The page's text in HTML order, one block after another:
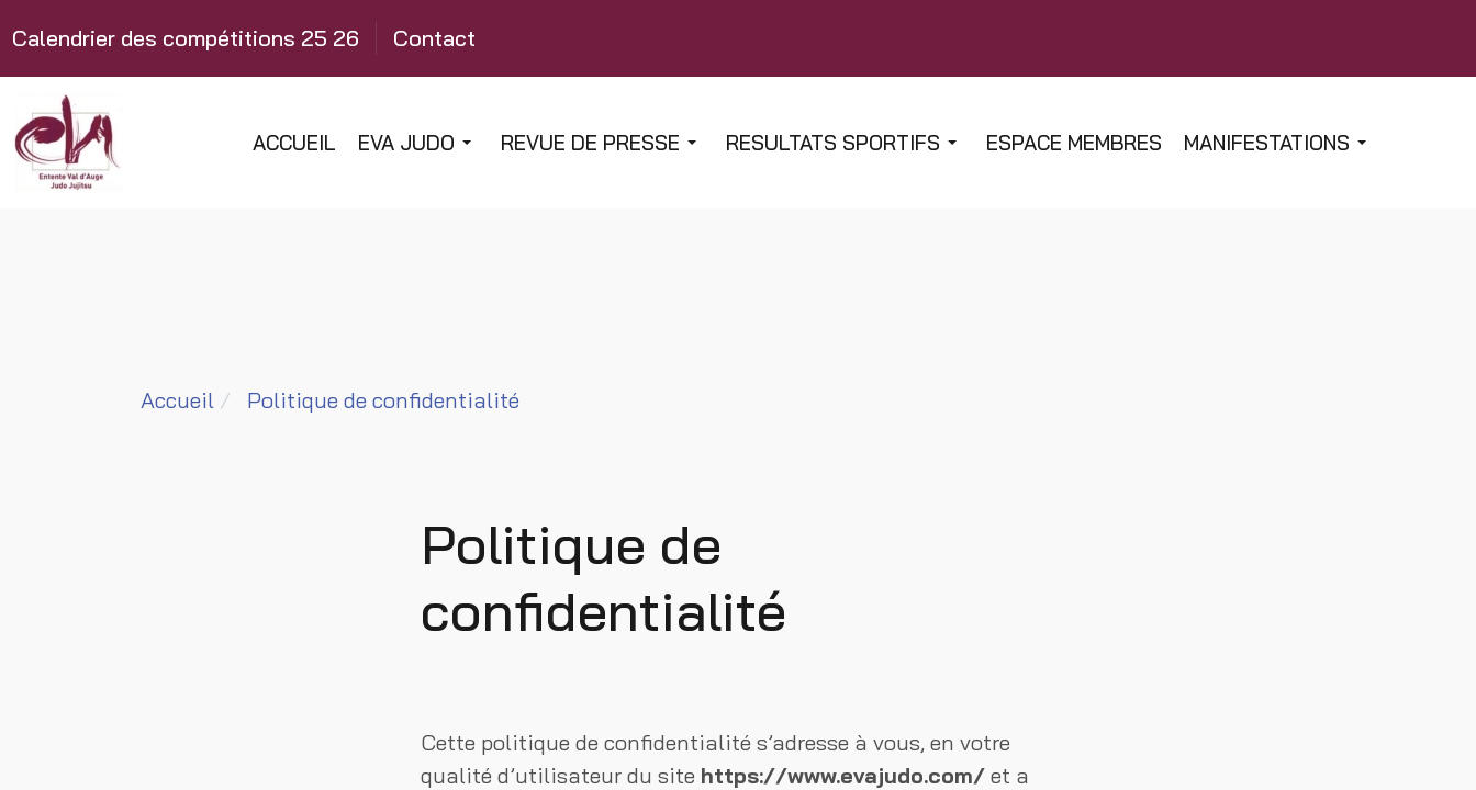
Calendrier des compétitions 25 26 Contact
ACCUEIL EVA JUDO REVUE DE PRESSE RESULTATS SPORTIFS ESPACE MEMBRES MANIFESTATIONS
Accueil Politique de confidentialité
Politique de
confidentialité
Cette politique de confidentialité s’adresse à vous, en votre
qualité d’utilisateur du site https://www.evajudo.com/ et a